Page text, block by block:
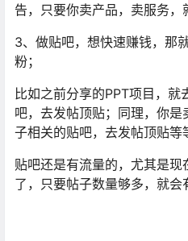
告，只要你卖产品，卖服务，
3、做贴吧，想快速赚钱，那
粉；
比如之前分享的PPT项目，
吧，去发帖顶贴；同理，你
子相关的贴吧，去发帖顶贴等
贴吧还是有流量的，尤其是
了，只要帖子数量够多，就会